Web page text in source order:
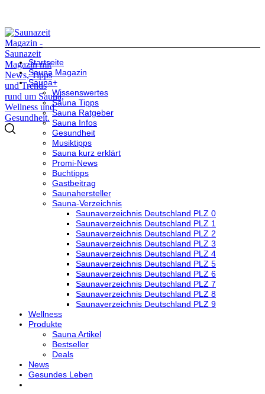
Startseite
Sauna Magazin
Sauna+
Wissenswertes
Sauna Tipps
Sauna Ratgeber
Sauna Infos
Gesundheit
Musiktipps
Sauna kurz erklärt
Promi-News
Buchtipps
Gastbeitrag
Saunahersteller
Sauna-Verzeichnis
Saunaverzeichnis Deutschland PLZ 0
Saunaverzeichnis Deutschland PLZ 1
Saunaverzeichnis Deutschland PLZ 2
Saunaverzeichnis Deutschland PLZ 3
Saunaverzeichnis Deutschland PLZ 4
Saunaverzeichnis Deutschland PLZ 5
Saunaverzeichnis Deutschland PLZ 6
Saunaverzeichnis Deutschland PLZ 7
Saunaverzeichnis Deutschland PLZ 8
Saunaverzeichnis Deutschland PLZ 9
Wellness
Produkte
Sauna Artikel
Bestseller
Deals
News
Gesundes Leben